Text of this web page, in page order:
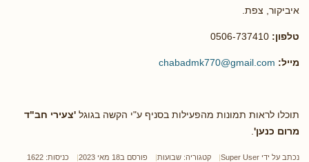
איביקור, צפת.
טלפון:
מייל: chabadmk770@gmail.com
תוכלו לראות תמונות מהפעילות בסניף ע"י הקשה בגוגל 'צעירי חב"ד
מרום כנען'
נכתב על ידי Super User קטגוריה: שבועות פורסם ב18 מאי 2023 כניסות: 1622